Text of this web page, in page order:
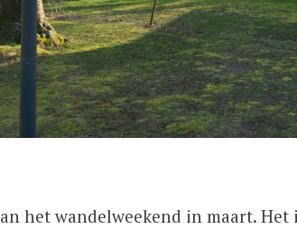
het wandelweekend in maart.